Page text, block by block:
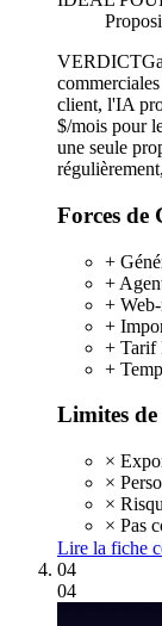
VERDICT
client, l'IA
$/mois pour
une seule
Forces de
+
+
+
+
+ Tarif
+
Limites
×
×
×
× Pas
Lire la fiche
04
04